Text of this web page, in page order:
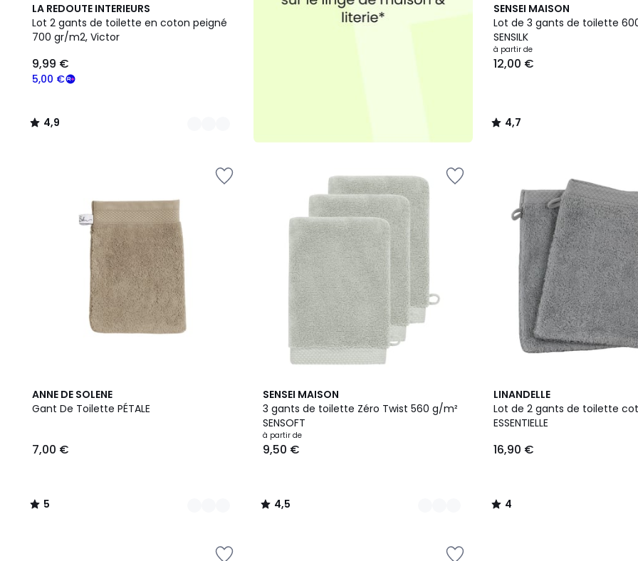
LA REDOUTE INTERIEURS
Lot 2 gants de toilette en coton peigné
700 gr/m2, Victor
5,00 €
9,99 €
4,9
/ 5
8
Couleurs
4,9
/
SENSEI MAISON
Lot de 3 gants de toilette
SENSILK
à partir de
12,00 €
4,7
/ 5
11
Couleurs
4,7
/
ANNE DE SOLENE
Gant De Toilette PÉTALE
7,00 €
5
/
19
Couleurs
5
/
SENSEI MAISON
3 gants de toilette Zéro Twist 560 g/m²
SENSOFT
à partir de
9,50 €
4,5
/ 5
17
Couleurs
4,5
/
LINANDELLE
Lot de 2 gants de toilette
ESSENTIELLE
16,90 €
4
/
5
9
Couleurs
4
/